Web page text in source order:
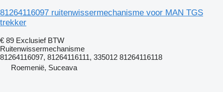
81264116097 ruitenwissermechanisme voor MAN TGS
trekker
€ 89 Exclusief BTW
Ruitenwissermechanisme
81264116097, 81264116111, 335012 81264116118
Roemenië, Suceava